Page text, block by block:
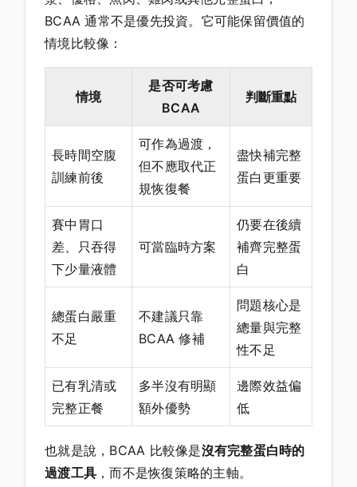
BCAA 通常不是優先投資。它可能保留價值的
情境比較像：
情境
是否可考慮
BCAA
判斷重點
長時間空腹
訓練前後
可作為過渡，
但不應取代正
規恢復餐
盡快補完整
蛋白更重要
賽中胃口
差、只吞得
下少量液體
可當臨時方案
仍要在後續
補齊完整蛋
白
總蛋白嚴重
不足
不建議只靠
BCAA 修補
問題核心是
總量與完整
性不足
已有乳清或
完整正餐
多半沒有明顯
額外優勢
邊際效益偏
低
也就是說，BCAA 比較像是沒有完整蛋白時的
過渡工具 ，而不是恢復策略的主軸。